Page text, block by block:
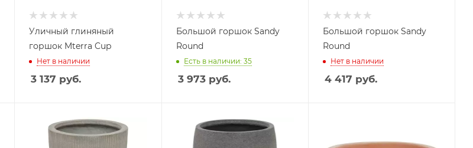
Уличный глиняный
горшок Mterra Cup
Нет в наличии
3 137 руб.
Большой горшок Sandy
Round
Есть в наличии: 35
3 973руб.
Большой горшок Sandy
Round
Нет в наличии
4 417 руб.